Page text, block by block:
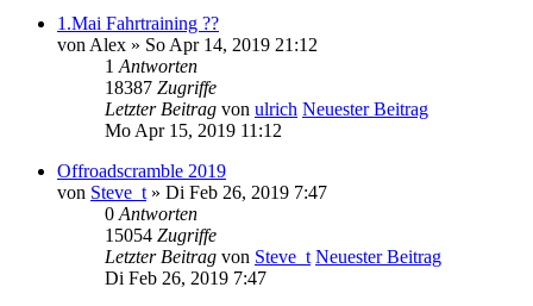
1.Mai Fahrtraining ??
von Alex » So Apr 14, 2019 21:12
1 Antworten
18387 Zugriffe
Letzter Beitrag von ulrich Neuester Beitrag
Mo Apr 15, 2019 11:12
Offroadscramble 2019
von Steve_t » Di Feb 26, 2019 7:47
0 Antworten
15054 Zugriffe
Letzter Beitrag von Steve_t Neuester Beitrag
Di Feb 26, 2019 7:47